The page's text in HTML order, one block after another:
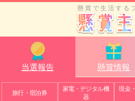
懸賞で生活する
当選報告 懸賞情報
旅行・宿泊券
家電・デジタル機
器
現金